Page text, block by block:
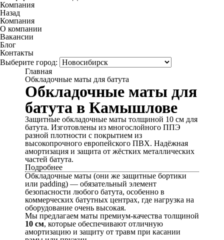
Компания
Назад
Компания
О компании
Вакансии
Блог
Контакты
Выберите город:
Главная
Обкладочные маты для батута
Обкладочные маты для
батута в Камышлове
Защитные обкладочные маты толщиной 10 см для
батута. Изготовлены из многослойного ППЭ
разной плотности с покрытием из
высокопрочного европейского ПВХ. Надёжная
амортизация и защита от жёстких металлических
частей батута.
Подробнее
Обкладочные маты (они же защитные бортики
или padding) — обязательный элемент
безопасности любого батута, особенно в
коммерческих батутных центрах, где нагрузка на
оборудование очень высокая.
Мы предлагаем маты премиум-качества толщиной
10 см, которые обеспечивают отличную
амортизацию и защиту от травм при касании